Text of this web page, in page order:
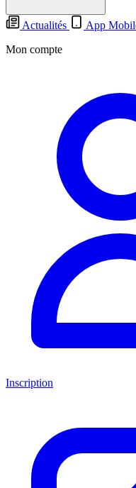
Actualités
App
Mon compte
Inscription